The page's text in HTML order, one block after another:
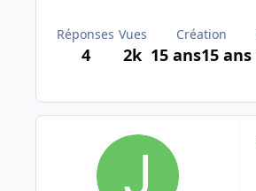
Réponses
4
Vues
2k
Création
15 ans15 ans